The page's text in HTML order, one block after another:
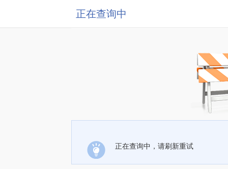
正在查询中
正在查询中，请刷新重试